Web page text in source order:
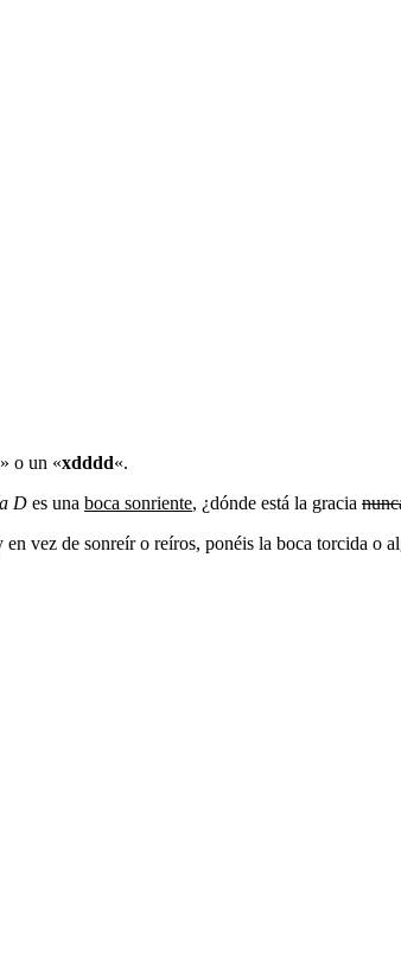
» o un «xdddd«.
D es una boca sonriente, ¿dónde está la gracia
vez de sonreír o reíros, ponéis la boca torcida o